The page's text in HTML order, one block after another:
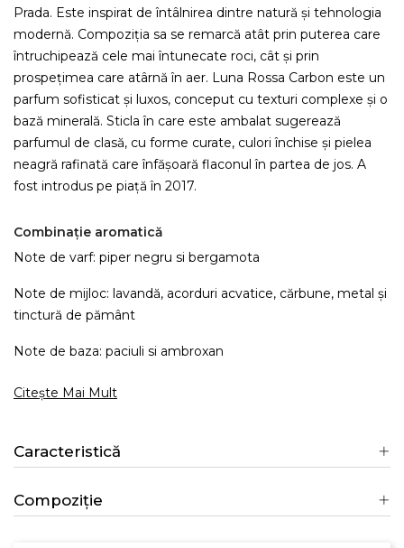
Prada. Este inspirat de întâlnirea dintre natură și tehnologia
modernă. Compoziția sa se remarcă atât prin puterea care
întruchipează cele mai întunecate roci, cât și prin
prospețimea care atârnă în aer. Luna Rossa Carbon este un
parfum sofisticat și luxos, conceput cu texturi complexe și o
bază minerală. Sticla în care este ambalat sugerează
parfumul de clasă, cu forme curate, culori închise și pielea
neagră rafinată care înfășoară flaconul în partea de jos. A
fost introdus pe piață în 2017.
Combinație aromatică
Note de varf: piper negru si bergamota
Note de mijloc: lavandă, acorduri acvatice, cărbune, metal și
tinctură de pământ
Note de baza: paciuli si ambroxan
Citește Mai Mult
Caracteristică
Compoziție